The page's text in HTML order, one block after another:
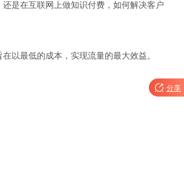
是在互联网上做知识付费，如何解决客户
以最低的成本，实现流量的最大效益。
 分享